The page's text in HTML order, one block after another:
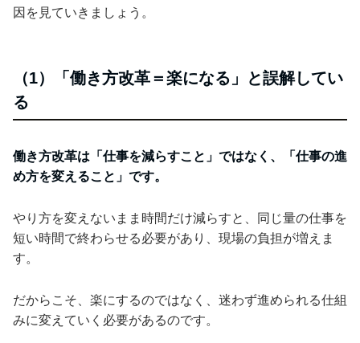
因を見ていきましょう。
（1）「働き方改革＝楽になる」と誤解してい
る
働き方改革は「仕事を減らすこと」ではなく、「仕事の進
め方を変えること」です。
やり方を変えないまま時間だけ減らすと、同じ量の仕事を
短い時間で終わらせる必要があり、現場の負担が増えま
す。
だからこそ、楽にするのではなく、迷わず進められる仕組
みに変えていく必要があるのです。